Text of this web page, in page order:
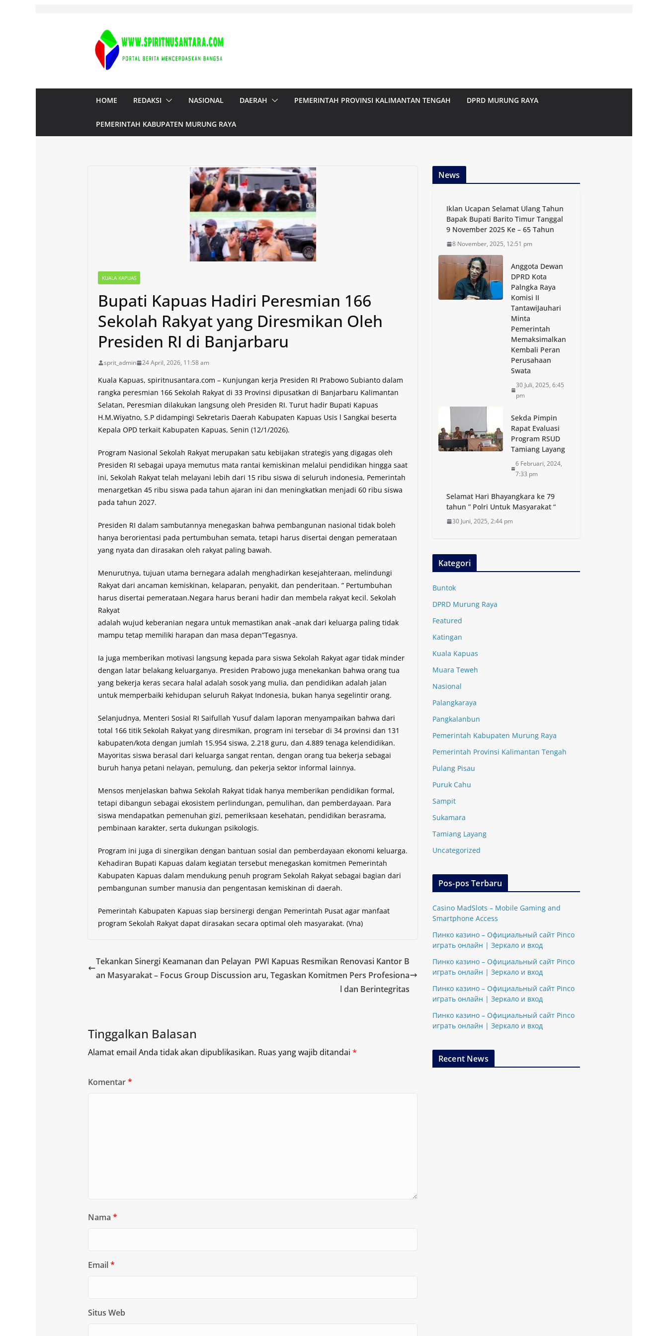
HOME REDAKSI NASIONAL DAERAH PEMERINTAH PROVINSI KALIMANTAN TENGAH DPRD MURUNG RAYA
PEMERINTAH KABUPATEN MURUNG RAYA
KUALA KAPUAS
Bupati Kapuas Hadiri Peresmian 166
Sekolah Rakyat yang Diresmikan Oleh
Presiden RI di Banjarbaru
sprit_admin 24 April, 2026, 11:58 am
Kuala Kapuas, spiritnusantara.com – Kunjungan kerja Presiden RI Prabowo Subianto dalam
rangka peresmian 166 Sekolah Rakyat di 33 Provinsi dipusatkan di Banjarbaru Kalimantan
Selatan, Peresmian dilakukan langsung oleh Presiden RI. Turut hadir Bupati Kapuas
H.M.Wiyatno, S.P didampingi Sekretaris Daerah Kabupaten Kapuas Usis l Sangkai beserta
Kepala OPD terkait Kabupaten Kapuas, Senin (12/1/2026).
Program Nasional Sekolah Rakyat merupakan satu kebijakan strategis yang digagas oleh
Presiden RI sebagai upaya memutus mata rantai kemiskinan melalui pendidikan hingga saat
ini, Sekolah Rakyat telah melayani lebih dari 15 ribu siswa di seluruh indonesia, Pemerintah
menargetkan 45 ribu siswa pada tahun ajaran ini dan meningkatkan menjadi 60 ribu siswa
pada tahun 2027.
Presiden RI dalam sambutannya menegaskan bahwa pembangunan nasional tidak boleh
hanya berorientasi pada pertumbuhan semata, tetapi harus disertai dengan pemerataan
yang nyata dan dirasakan oleh rakyat paling bawah.
Menurutnya, tujuan utama bernegara adalah menghadirkan kesejahteraan, melindungi
Rakyat dari ancaman kemiskinan, kelaparan, penyakit, dan penderitaan. ” Pertumbuhan
harus disertai pemerataan.Negara harus berani hadir dan membela rakyat kecil. Sekolah
Rakyat
adalah wujud keberanian negara untuk memastikan anak -anak dari keluarga paling tidak
mampu tetap memiliki harapan dan masa depan”Tegasnya.
Ia juga memberikan motivasi langsung kepada para siswa Sekolah Rakyat agar tidak minder
dengan latar belakang keluarganya. Presiden Prabowo juga menekankan bahwa orang tua
yang bekerja keras secara halal adalah sosok yang mulia, dan pendidikan adalah jalan
untuk memperbaiki kehidupan seluruh Rakyat Indonesia, bukan hanya segelintir orang.
Selanjudnya, Menteri Sosial RI Saifullah Yusuf dalam laporan menyampaikan bahwa dari
total 166 titik Sekolah Rakyat yang diresmikan, program ini tersebar di 34 provinsi dan 131
kabupaten/kota dengan jumlah 15.954 siswa, 2.218 guru, dan 4.889 tenaga kelendidikan.
Mayoritas siswa berasal dari keluarga sangat rentan, dengan orang tua bekerja sebagai
buruh hanya petani nelayan, pemulung, dan pekerja sektor informal lainnya.
Mensos menjelaskan bahwa Sekolah Rakyat tidak hanya memberikan pendidikan formal,
tetapi dibangun sebagai ekosistem perlindungan, pemulihan, dan pemberdayaan. Para
siswa mendapatkan pemenuhan gizi, pemeriksaan kesehatan, pendidikan berasrama,
pembinaan karakter, serta dukungan psikologis.
Program ini juga di sinergikan dengan bantuan sosial dan pemberdayaan ekonomi keluarga.
Kehadiran Bupati Kapuas dalam kegiatan tersebut menegaskan komitmen Pemerintah
Kabupaten Kapuas dalam mendukung penuh program Sekolah Rakyat sebagai bagian dari
pembangunan sumber manusia dan pengentasan kemiskinan di daerah.
Pemerintah Kabupaten Kapuas siap bersinergi dengan Pemerintah Pusat agar manfaat
program Sekolah Rakyat dapat dirasakan secara optimal oleh masyarakat. (Vna)
Tekankan Sinergi Keamanan dan Pelayan
an Masyarakat – Focus Group Discussion
PWI Kapuas Resmikan Renovasi Kantor B
aru, Tegaskan Komitmen Pers Profesiona
l dan Berintegritas
Tinggalkan Balasan
Alamat email Anda tidak akan dipublikasikan. Ruas yang wajib ditandai *
Komentar*
Nama *
Email*
Situs Web
News
Iklan Ucapan Selamat Ulang Tahun
Bapak Bupati Barito Timur Tanggal
9 November 2025 Ke – 65 Tahun
8 November, 2025, 12:51 pm
Anggota Dewan
DPRD Kota
Palngka Raya
Komisi II
TantawiJauhari
Minta
Pemerintah
Memaksimalkan
Kembali Peran
Perusahaan
Swata
30 Juli, 2025, 6:45
pm
Sekda Pimpin
Rapat Evaluasi
Program RSUD
Tamiang Layang
6 Februari, 2024,
7:33 pm
Selamat Hari Bhayangkara ke 79
tahun ” Polri Untuk Masyarakat “
30 Juni, 2025, 2:44 pm
Kategori
Buntok
DPRD Murung Raya
Featured
Katingan
Kuala Kapuas
Muara Teweh
Nasional
Palangkaraya
Pangkalanbun
Pemerintah Kabupaten Murung Raya
Pemerintah Provinsi Kalimantan Tengah
Pulang Pisau
Puruk Cahu
Sampit
Sukamara
Tamiang Layang
Uncategorized
Pos-pos Terbaru
Casino MadSlots – Mobile Gaming and
Smartphone Access
Пинко казино – Официальный сайт Pinco
играть онлайн | Зеркало и вход
Пинко казино – Официальный сайт Pinco
играть онлайн | Зеркало и вход
Пинко казино – Официальный сайт Pinco
играть онлайн | Зеркало и вход
Пинко казино – Официальный сайт Pinco
играть онлайн | Зеркало и вход
Recent News